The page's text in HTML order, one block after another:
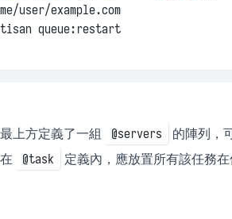
user/example.com
queue:restart
上方定義了一組 @servers 的陣列，
@task 定義內，應放置所有該任務